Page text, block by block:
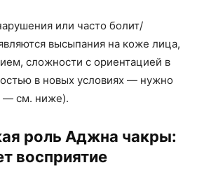
или часто болит/
высыпания на коже лица,
сложности с ориентацией в
в новых условиях — нужно
— см. ниже).
роль Аджна чакры:
восприятие